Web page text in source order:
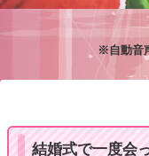
※自動音
結婚式で一度会